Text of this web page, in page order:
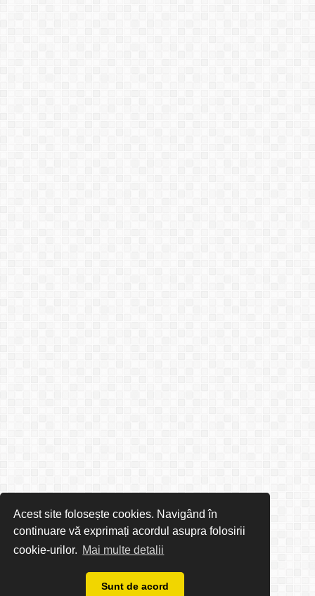
Acest site folosește cookies. Navigând în
continuare vă exprimați acordul asupra folosirii
cookie-urilor. Mai multe detalii
Sunt de acord